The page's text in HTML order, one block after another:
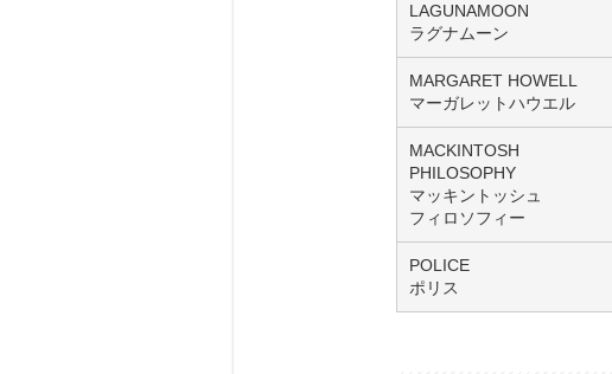
LAGUNAMOON
ラグナムーン
MARGARET HOWELL
マーガレットハウエル
MACKINTOSH
PHILOSOPHY
マッキントッシュ
フィロソフィー
POLICE
ポリス